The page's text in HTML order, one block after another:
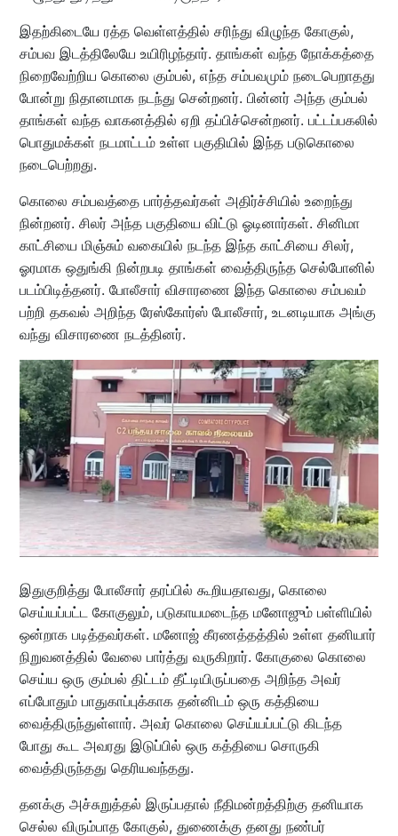
இதற்கிடையே ரத்த வெள்ளத்தில் சரிந்து விழுந்த கோகுல்,
சம்பவ இடத்திலேயே உயிரிழந்தார். தாங்கள் வந்த நோக்கத்தை
நிறைவேற்றிய கொலை கும்பல், எந்த சம்பவமும் நடைபெறாதது
போன்று நிதானமாக நடந்து சென்றனர். பின்னர் அந்த கும்பல்
தாங்கள் வந்த வாகனத்தில் ஏறி தப்பிச்சென்றனர். பட்டப்பகலில்
பொதுமக்கள் நடமாட்டம் உள்ள பகுதியில் இந்த படுகொலை
நடைபெற்றது.
கொலை சம்பவத்தை பார்த்தவர்கள் அதிர்ச்சியில் உறைந்து
நின்றனர். சிலர் அந்த பகுதியை விட்டு ஓடினார்கள். சினிமா
காட்சியை மிஞ்சும் வகையில் நடந்த இந்த காட்சியை சிலர்,
ஓரமாக ஒதுங்கி நின்றபடி தாங்கள் வைத்திருந்த செல்போனில்
படம்பிடித்தனர். போலீசார் விசாரணை இந்த கொலை சம்பவம்
பற்றி தகவல் அறிந்த ரேஸ்கோர்ஸ் போலீசார், உடனடியாக அங்கு
வந்து விசாரணை நடத்தினர்.
இதுகுறித்து போலீசார் தரப்பில் கூறியதாவது, கொலை
செய்யப்பட்ட கோகுலும், படுகாயமடைந்த மனோஜும் பள்ளியில்
ஒன்றாக படித்தவர்கள். மனோஜ் கீரணத்தத்தில் உள்ள தனியார்
நிறுவனத்தில் வேலை பார்த்து வருகிறார். கோகுலை கொலை
செய்ய ஒரு கும்பல் திட்டம் தீட்டியிருப்பதை அறிந்த அவர்
எப்போதும் பாதுகாப்புக்காக தன்னிடம் ஒரு கத்தியை
வைத்திருந்துள்ளார். அவர் கொலை செய்யப்பட்டு கிடந்த
போது கூட அவரது இடுப்பில் ஒரு கத்தியை சொருகி
வைத்திருந்தது தெரியவந்தது.
தனக்கு அச்சுறுத்தல் இருப்பதால் நீதிமன்றத்திற்கு தனியாக
செல்ல விரும்பாத கோகுல், துணைக்கு தனது நண்பர்